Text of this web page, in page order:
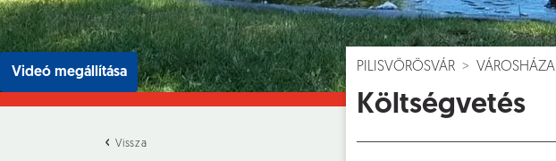
Videó megállítása
Vissza
PILISVÖRÖSVÁR VÁROSHÁZA
Költségvetés